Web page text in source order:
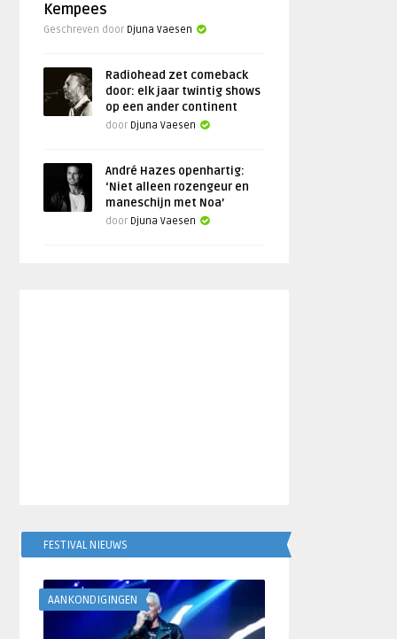
Kempees
Geschreven door Djuna Vaesen
Radiohead zet comeback
door: elk jaar twintig shows
op een ander continent
door Djuna Vaesen
André Hazes openhartig:
‘Niet alleen rozengeur en
maneschijn met Noa’
door Djuna Vaesen
FESTIVAL NIEUWS
AANKONDIGINGEN